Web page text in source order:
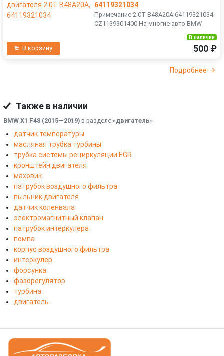
64119321034
Примечание:2.0T B48A20A 64119321034
CZ1139301400 На многие авто BMW
В корзину
В наличии
500 ₽
Подробнее
Также в наличии
BMW X1 F48 (2015—2019) в разделе «двигатель»
датчик температуры
масляная трубка турбины
трубка системы рециркуляции EGR
кронштейн двигателя
маховик
патрубок воздушного фильтра
пыльник двигателя
датчик коленвала
электромагнитный клапан
патрубок интеркулера
помпа
корпус воздушного фильтра
интеркулер
форсунка
фазорегулятор
турбина
двигатель